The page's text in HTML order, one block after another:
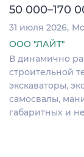
50 000–170
31 июля 2026
ООО "ЛАЙТ"
В динамично
строительной
экскаваторы,
самосвалы,
габаритных и